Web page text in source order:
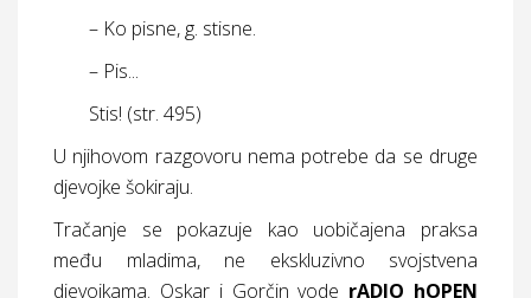
– Ko pisne, g. stisne.
– Pis...
Stis! (str. 495)
U njihovom razgovoru nema potrebe da se druge
djevojke šokiraju.
Tračanje se pokazuje kao uobičajena praksa
među mladima, ne ekskluzivno svojstvena
djevojkama. Oskar i Gorčin vode rADIO hOPEN